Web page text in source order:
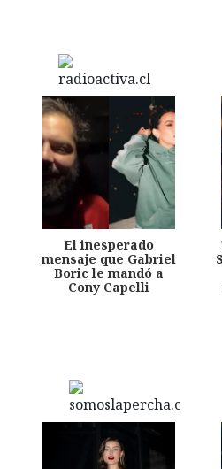
El inesperado
mensaje que Gabriel
Boric le mandó a
Cony Capelli